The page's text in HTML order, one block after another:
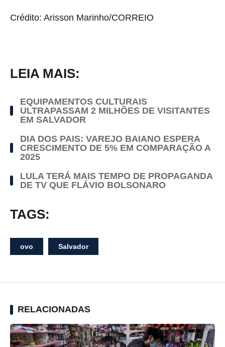
Crédito: Arisson Marinho/CORREIO
LEIA MAIS:
EQUIPAMENTOS CULTURAIS
ULTRAPASSAM 2 MILHÕES DE VISITANTES
EM SALVADOR
DIA DOS PAIS: VAREJO BAIANO ESPERA
CRESCIMENTO DE 5% EM COMPARAÇÃO A
2025
LULA TERÁ MAIS TEMPO DE PROPAGANDA
DE TV QUE FLÁVIO BOLSONARO
TAGS:
ovo Salvador
RELACIONADAS